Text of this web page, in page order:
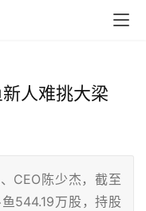
人难挑大梁
CEO陈少杰，截至
544.19万股，持股